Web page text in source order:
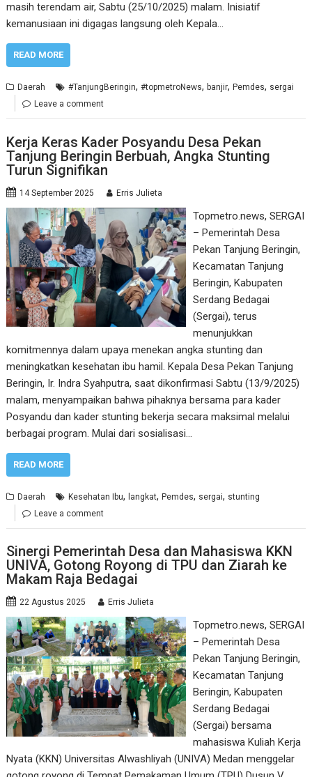
masih terendam air, Sabtu (25/10/2025) malam. Inisiatif
kemanusiaan ini digagas langsung oleh Kepala…
READ MORE
Daerah #TanjungBeringin,#topmetroNews,banjir,Pemdes, sergai
Leave a comment
Kerja Keras Kader Posyandu Desa Pekan
Tanjung Beringin Berbuah, Angka Stunting
Turun Signifikan
14 September 2025 Erris Julieta
Topmetro.news, SERGAI
– Pemerintah Desa
Pekan Tanjung Beringin,
Kecamatan Tanjung
Beringin, Kabupaten
Serdang Bedagai
(Sergai), terus
menunjukkan
komitmennya dalam upaya menekan angka stunting dan
meningkatkan kesehatan ibu hamil. Kepala Desa Pekan Tanjung
Beringin, Ir. Indra Syahputra, saat dikonfirmasi Sabtu (13/9/2025)
malam, menyampaikan bahwa pihaknya bersama para kader
Posyandu dan kader stunting bekerja secara maksimal melalui
berbagai program. Mulai dari sosialisasi…
READ MORE
Daerah Kesehatan Ibu, langkat,Pemdes, sergai, stunting
Leave a comment
Sinergi Pemerintah Desa dan Mahasiswa KKN
UNIVA, Gotong Royong di TPU dan Ziarah ke
Makam Raja Bedagai
22 Agustus 2025 Erris Julieta
Topmetro.news, SERGAI
– Pemerintah Desa
Pekan Tanjung Beringin,
Kecamatan Tanjung
Beringin, Kabupaten
Serdang Bedagai
(Sergai) bersama
mahasiswa Kuliah Kerja
Nyata (KKN) Universitas Alwashliyah (UNIVA) Medan menggelar